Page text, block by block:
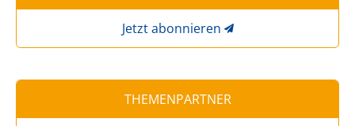
Jetzt abonnieren
THEMENPARTNER